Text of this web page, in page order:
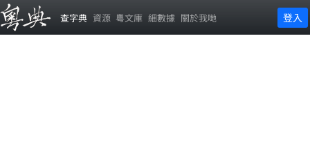
查字典 資源 粵文庫 細數據 關於我哋 登入